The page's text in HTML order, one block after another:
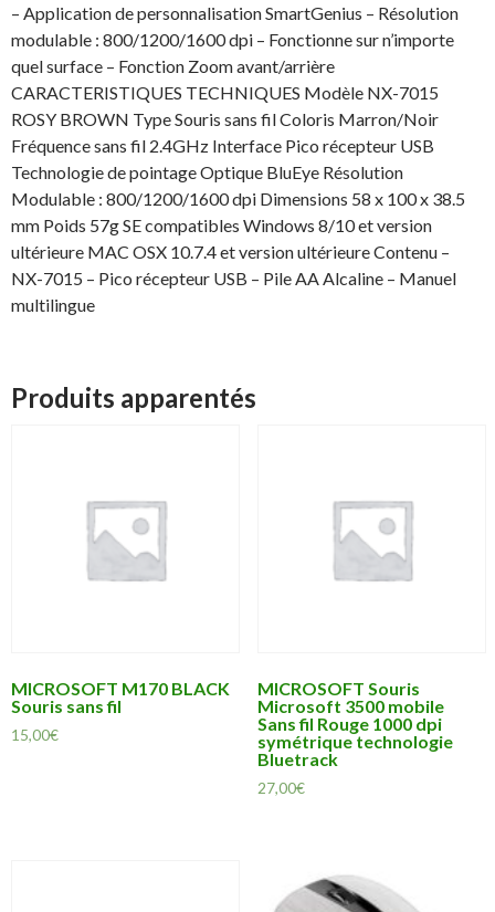
– Application de personnalisation SmartGenius – Résolution
modulable : 800/1200/1600 dpi – Fonctionne sur n’importe
quel surface – Fonction Zoom avant/arrière
CARACTERISTIQUES TECHNIQUES Modèle NX-7015
ROSY BROWN Type Souris sans fil Coloris Marron/Noir
Fréquence sans fil 2.4GHz Interface Pico récepteur USB
Technologie de pointage Optique BluEye Résolution
Modulable : 800/1200/1600 dpi Dimensions 58 x 100 x 38.5
mm Poids 57g SE compatibles Windows 8/10 et version
ultérieure MAC OSX 10.7.4 et version ultérieure Contenu –
NX-7015 – Pico récepteur USB – Pile AA Alcaline – Manuel
multilingue
Produits apparentés
MICROSOFT M170 BLACK
Souris sans fil
15,00€
MICROSOFT Souris
Microsoft 3500 mobile
Sans fil Rouge 1000 dpi
symétrique technologie
Bluetrack
27,00€